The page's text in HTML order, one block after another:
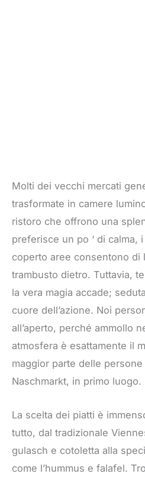
Molti dei vecchi mercati
trasformate in camere
ristoro che offrono una
preferisce un po ‘ di calma,
coperto aree consentono di
trambusto dietro. Tuttavia,
la vera magia accade;
cuore dell’azione. Noi
all’aperto, perché ammollo
atmosfera è esattamente il
maggior parte delle
Naschmarkt, in primo luogo.
La scelta dei piatti è
tutto, dal tradizionale
gulasch e cotoletta alla
come l’hummus e falafel.